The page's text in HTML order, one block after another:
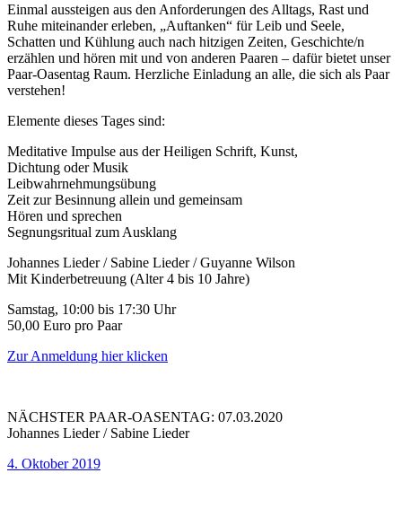
Einmal aussteigen aus den Anforderungen des Alltags, Rast und
Ruhe miteinander erleben, „Auftanken“ für Leib und Seele,
Schatten und Kühlung auch nach hitzigen Zeiten, Geschichte/n
erzählen und hören mit und von an­deren Paaren – dafür bietet unser
Paar-Oasentag Raum. Herzliche Einladung an alle, die sich als Paar
verstehen!
Elemente dieses Tages sind:
Meditative Impulse aus der Heiligen Schrift, Kunst,
Dichtung oder Musik
Leibwahrnehmungsübung
Zeit zur Besinnung allein und gemeinsam
Hören und sprechen
Segnungsritual zum Ausklang
Johannes Lieder / Sabine Lieder / Guyanne Wilson
Mit Kinderbetreuung (Alter 4 bis 10 Jahre)
Samstag, 10:00 bis 17:30 Uhr
50,00 Euro pro Paar
Zur Anmeldung hier klicken
NÄCHSTER PAAR-OASENTAG: 07.03.2020
Johannes Lieder / Sabine Lieder
4. Oktober 2019